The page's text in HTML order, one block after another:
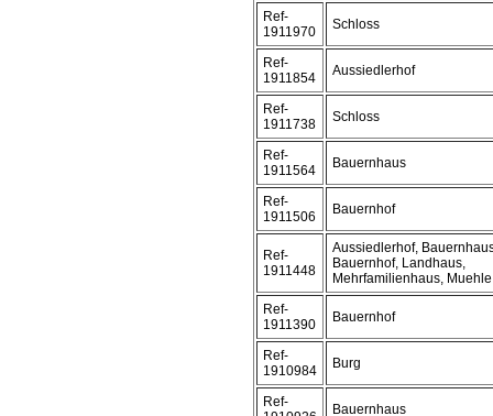
Ref-
1911970
Schloss
Ref-
1911854
Aussiedlerhof
Ref-
1911738
Schloss
Ref-
1911564
Bauernhaus
Ref-
1911506
Bauernhof
Ref-
1911448
Aussiedlerhof,
Bauernhof, Landhaus,
Mehrfamilienhaus, Muehle
Ref-
1911390
Bauernhof
Ref-
1910984
Burg
Ref-
Bauernhaus